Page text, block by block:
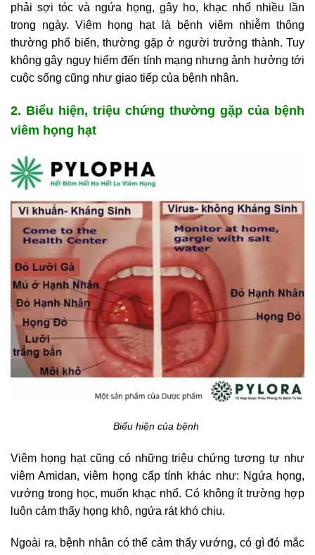
phải sợi tóc và ngứa họng, gây ho, khạc nhổ nhiều lần
trong ngày. Viêm họng hạt là bệnh viêm nhiễm thông
thường phổ biến, thường gặp ở người trưởng thành. Tuy
không gây nguy hiểm đến tính mạng nhưng ảnh hưởng tới
cuộc sống cũng như giao tiếp của bệnh nhân.
2. Biểu hiện, triệu chứng thường gặp của bệnh
viêm họng hạt
Biểu hiện của bệnh
Viêm họng hạt cũng có những triệu chứng tương tự như
viêm Amidan, viêm họng cấp tính khác như: Ngứa họng,
vướng trong học, muốn khạc nhổ. Có không ít trường hợp
luôn cảm thấy họng khô, ngứa rát khó chịu.
Ngoài ra, bệnh nhân có thể cảm thấy vướng, có gì đó mắc